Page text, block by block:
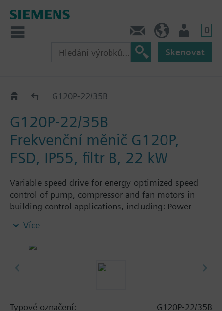
0
Skenovat
G120P..5BG120P-22/35B
G120P-22/35B
Frekvenční měnič G120P,
FSD, IP55, filtr B, 22 kW
Variable speed drive for energy-optimized speed
control of pump, compressor and fan motors in
building control applications, including: Power
screening plate without panel.
Additional info
Při použití BOP-2 nebo záslepky se hloubka zvětší o
Více
Typové označení:
G120P-22/35B